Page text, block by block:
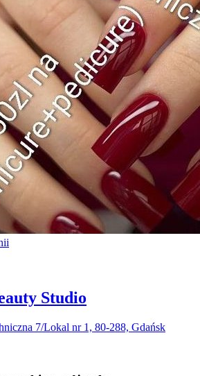
Studio
7/Lokal nr 1, 80-288, Gdańsk